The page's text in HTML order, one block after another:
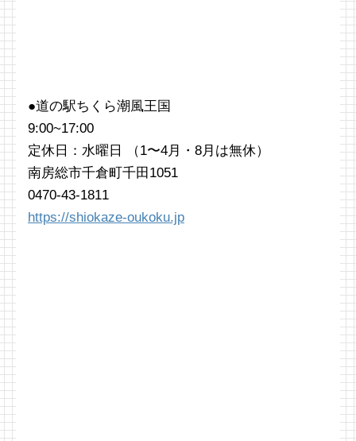
●道の駅ちくら潮風王国
9:00~17:00
定休日：水曜日 （1〜4月・8月は無休）
南房総市千倉町千田1051
0470-43-1811
https://shiokaze-oukoku.jp